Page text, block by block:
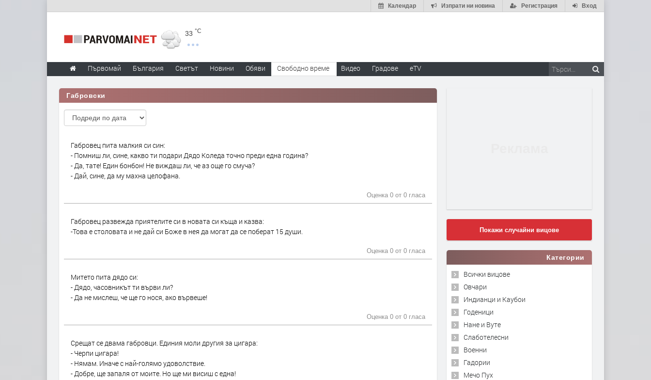
Вход
Регистрация
Изпрати ни новина
Календар
33 °C
Първомай България Светът Новини Обяви Свободно време Видео Градове eTV
Габровски
Габровец пита малкия си син:
- Помниш ли, сине, какво ти подари Дядо Коледа точно преди една година?
- Да, тате! Един бонбон! Не виждаш ли, че аз още го смуча?
- Дай, сине, да му махна целофана.
Оценка 0 от 0 гласа
Габровец развежда приятелите си в новата си къща и казва:
-Това е столовата и не дай си Боже в нея да могат да се поберат 15 души.
Оценка 0 от 0 гласа
Митето пита дядо си:
- Дядо, часовникът ти върви ли?
- Да не мислеш, че ще го нося, ако вървеше!
Оценка 0 от 0 гласа
Срещат се двама габровци. Единия моли другия за цигара:
- Черпи цигара!
- Нямам. Иначе с най-голямо удоволствие.
- Добре, ще запаля от моите. Но ще ми висиш с една!
Покажи случайни вицове
Категории
Всички вицове
Овчари
Индианци и Каубои
Годеници
Нане и Вуте
Слаботелесни
Военни
Гадории
Мечо Пух